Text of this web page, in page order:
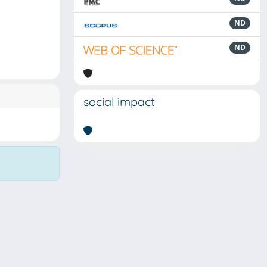
ND
ND
social impact